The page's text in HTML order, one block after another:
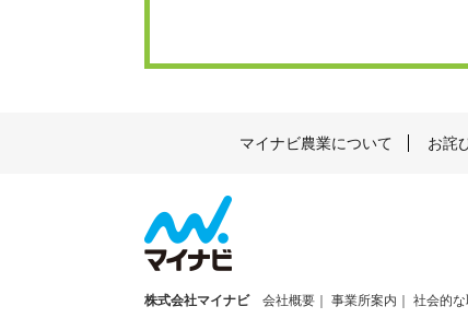
マイナビ農業について お詫
株式会社マイナビ 会社概要 事業所案内 社会的